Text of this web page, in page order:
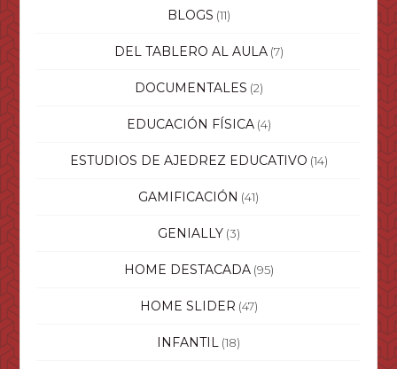
BLOGS (11)
DEL TABLERO AL AULA(7)
DOCUMENTALES (2)
EDUCACIÓN FÍSICA(4)
ESTUDIOS DE AJEDREZ EDUCATIVO (14)
GAMIFICACIÓN (41)
GENIALLY(3)
HOME DESTACADA(95)
HOME SLIDER (47)
INFANTIL (18)